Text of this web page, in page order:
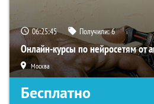
06:25:44 Получили:6
Онлайн-курсы по нейросетям от
Москва
Бесплатно